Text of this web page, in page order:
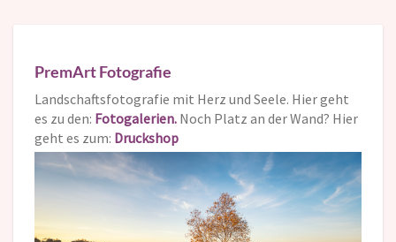
PremArt Fotografie
Landschaftsfotografie mit Herz und Seele. Hier geht
es zu den: Fotogalerien. Noch Platz an der Wand? Hier
geht es zum: Druckshop